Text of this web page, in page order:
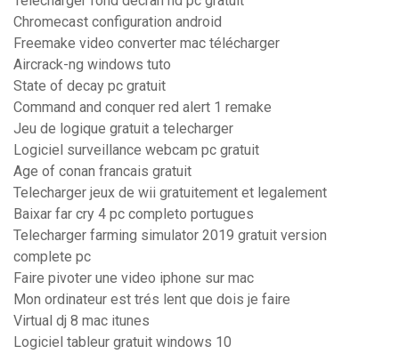
Chromecast configuration android
Freemake video converter mac télécharger
Aircrack-ng windows tuto
State of decay pc gratuit
Command and conquer red alert 1 remake
Jeu de logique gratuit a telecharger
Logiciel surveillance webcam pc gratuit
Age of conan francais gratuit
Telecharger jeux de wii gratuitement et legalement
Baixar far cry 4 pc completo portugues
Telecharger farming simulator 2019 gratuit version
complete pc
Faire pivoter une video iphone sur mac
Mon ordinateur est trés lent que dois je faire
Virtual dj 8 mac itunes
Logiciel tableur gratuit windows 10